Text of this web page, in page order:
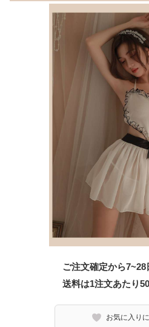
ご注文確定から
送料は1注文あたり
お気に入り